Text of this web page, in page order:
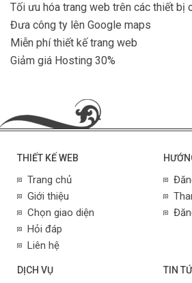
Tối ưu hóa trang web trên các thiết bị
Đưa công ty lên Google maps
Miễn phí thiết kế trang web
Giảm giá Hosting 30%
THIẾT KẾ WEB
Trang chủ
Giới thiệu
Chọn giao diện
Hỏi đáp
Liên hệ
DỊCH VỤ TIN